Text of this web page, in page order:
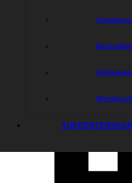
Bli
Hejla
Westbay
SUPPORTERSHOP